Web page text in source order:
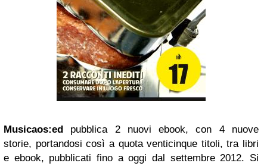
Musicaos:ed pubblica 2 nuovi ebook, con 4 nuove
storie, portandosi così a quota venticinque titoli, tra libri
e ebook, pubblicati fino a oggi dal settembre 2012. Si